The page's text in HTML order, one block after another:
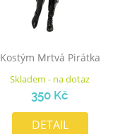
Kostým Mrtvá Pirátka
Skladem - na dotaz
350 Kč
DETAIL